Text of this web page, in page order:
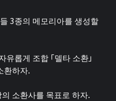
3종의 메모리아를 생성할
롭게 조합 「델타 소환」
환하자.
소환사를 목표로 하자.